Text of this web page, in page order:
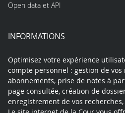
Open data et API
INFORMATIONS
Optimisez votre expérience
compte personnel : gestion de
abonnements, prise de notes à
page consultée, création de
enregistrement de vos